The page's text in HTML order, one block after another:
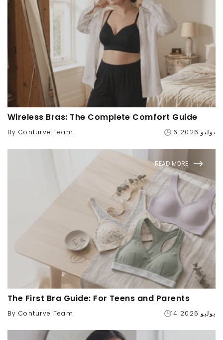
Wireless Bras: The Complete Comfort Guide
By Conturve Team 16 يوليو 2026
READ MORE
The First Bra Guide: For Teens and Parents
By Conturve Team 14 يوليو 2026